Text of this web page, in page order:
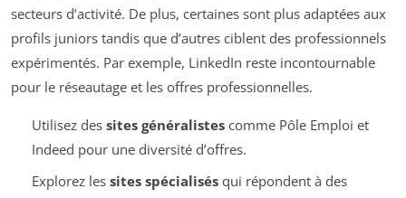
secteurs d’activité. De plus, certaines sont plus adaptées aux
profils juniors tandis que d’autres ciblent des professionnels
expérimentés. Par exemple, LinkedIn reste incontournable
pour le réseautage et les offres professionnelles.
Utilisez des sites généralistescomme Pôle Emploi et
Indeed pour une diversité d’offres.
Explorez les sites spécialisésqui répondent à des